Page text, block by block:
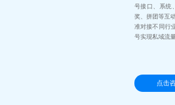
号接口、系统
奖、拼团等互
准对接不同行
号实现私域流
点击